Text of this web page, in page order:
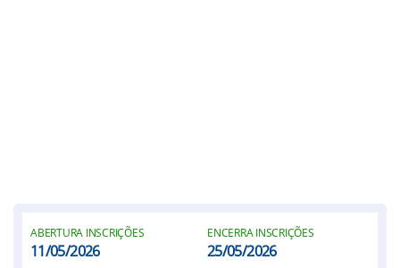
ABERTURA INSCRIÇÕES
11/05/2026
ENCERRA INSCRIÇÕES
25/05/2026